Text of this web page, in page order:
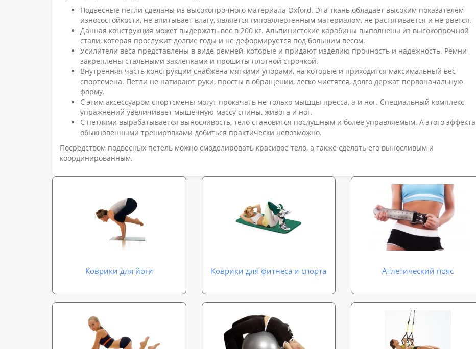
Подвесные петли сделаны из высокопрочного материала Oxford. Эта ткань обладает высоким показателем
износостойкости, не впитывает влагу, является гипоаллергенным материалом, не растягивается и не рвется.
Данная конструкция может выдержать вес в 200 кг. Альпинистские карабины выполнены из высокопрочной
стали, которая прослужит долгие годы и не деформируется под большим весом.
Усилители веса представлены в виде ремней, которые и придают изделию прочность и надежность. Ремни
закреплены стальными заклепками и прошиты плотной строчкой.
Внутренняя часть конструкции снабжена мягкими упорами, на которые и приходится максимальный вес
спортсмена. Петли не натирают руки, просты в обращении, легко чистятся, долго держат первоначальную
форму.
С этим аксессуаром спортсмены могут прокачать не только мышцы пресса, а и ног. Специальный комплекс
упражнений увеличивает мышечную массу спины, живота и ног.
С петлями вырабатывается выносливость, тело становится послушным и более управляемым. А этого эффекта
обыкновенными тренировками добиться практически невозможно.
Посредством подвесных петель можно смоделировать красивое тело, а также сделать его выносливым и
координированным.
Коврики для йоги Коврики для фитнеса и спорта Атлетический пояс